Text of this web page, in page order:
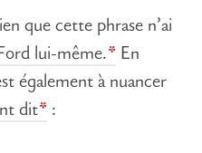
que cette phrase n’ai
lui-même. En
également à nuancer
dit :